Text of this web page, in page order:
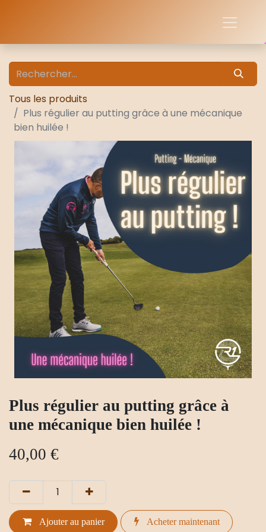
Tous les produits
Plus régulier au putting grâce à une mécanique
bien huilée !
Plus régulier au putting grâce à
une mécanique bien huilée !
40,00 €
Ajouter au panier Acheter maintenant